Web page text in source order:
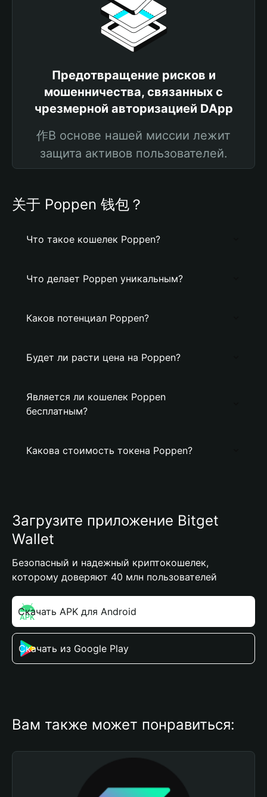
Предотвращение рисков и
мошенничества, связанных с
чрезмерной авторизацией DApp
作В основе нашей миссии лежит
защита активов пользователей.
关于 Poppen 钱包？
Что такое кошелек Poppen?
Что делает Poppen уникальным?
Каков потенциал Poppen?
Будет ли расти цена на Poppen?
Является ли кошелек Poppen
бесплатным?
Какова стоимость токена Poppen?
Загрузите приложение Bitget
Wallet
Безопасный и надежный криптокошелек,
которому доверяют 40 млн пользователей
Скачать APK для Android
Скачать из Google Play
Вам также может понравиться: